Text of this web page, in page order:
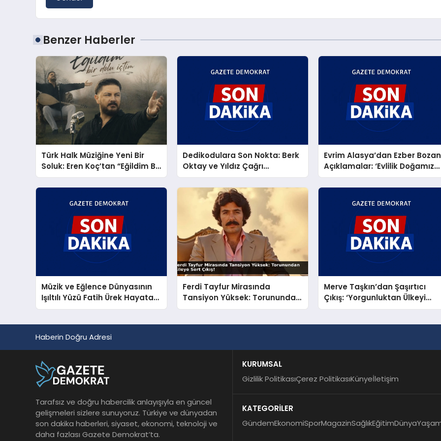
Benzer Haberler
Türk Halk Müziğine Yeni Bir
Soluk: Eren Koç’tan “Eğildim Bir
Dolu İçtim”
Dedikodulara Son Nokta: Berk
Oktay ve Yıldız Çağrı
Atiksoy’dan Taptaze Bir Aşk
Karesi
Evrim Alasya’dan Ezber Bozan
Açıklamalar: ‘Evlilik Doğamıza
Aykırı, Çocuksa Büyük
Sorumluluk!’
Müzik ve Eğlence Dünyasının
Işıltılı Yüzü Fatih Ürek Hayata
Veda Etti
Ferdi Tayfur Mirasında
Tansiyon Yüksek: Torunundan
Aileye Sert Çıkış!
Merve Taşkın’dan Şaşırtıcı
Çıkış: ‘Yorgunluktan Ülkeyi
Terk Ettim, Suçlu Değilim!’
Haberin Doğru Adresi
Tarafsız ve doğru habercilik anlayışıyla en güncel
gelişmeleri sizlere sunuyoruz. Türkiye ve dünyadan
son dakika haberleri, siyaset, ekonomi, teknoloji ve
daha fazlası Gazete Demokrat’ta.
KURUMSAL
Gizlilik PolitikasıÇerez PolitikasıKünyeİletişim
KATEGORİLER
GündemEkonomiSporMagazinSağlıkEğitimDünya